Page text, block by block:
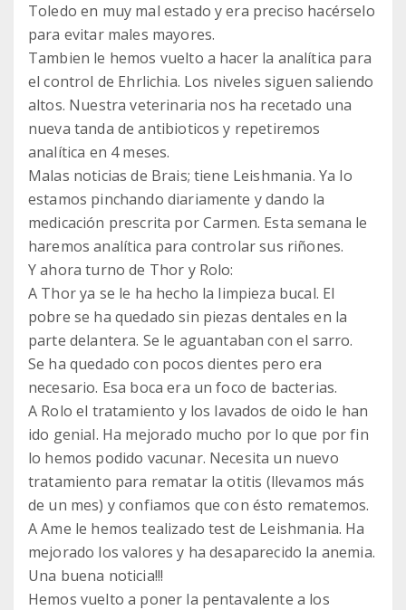
Toledo en muy mal estado y era preciso hacérselo
para evitar males mayores.
Tambien le hemos vuelto a hacer la analítica para
el control de Ehrlichia. Los niveles siguen saliendo
altos. Nuestra veterinaria nos ha recetado una
nueva tanda de antibioticos y repetiremos
analítica en 4 meses.
Malas noticias de Brais; tiene Leishmania. Ya lo
estamos pinchando diariamente y dando la
medicación prescrita por Carmen. Esta semana le
haremos analítica para controlar sus riñones.
Y ahora turno de Thor y Rolo:
A Thor ya se le ha hecho la limpieza bucal. El
pobre se ha quedado sin piezas dentales en la
parte delantera. Se le aguantaban con el sarro.
Se ha quedado con pocos dientes pero era
necesario. Esa boca era un foco de bacterias.
A Rolo el tratamiento y los lavados de oido le han
ido genial. Ha mejorado mucho por lo que por fin
lo hemos podido vacunar. Necesita un nuevo
tratamiento para rematar la otitis (llevamos más
de un mes) y confiamos que con ésto rematemos.
A Ame le hemos tealizado test de Leishmania. Ha
mejorado los valores y ha desaparecido la anemia.
Una buena noticia!!!
Hemos vuelto a poner la pentavalente a los